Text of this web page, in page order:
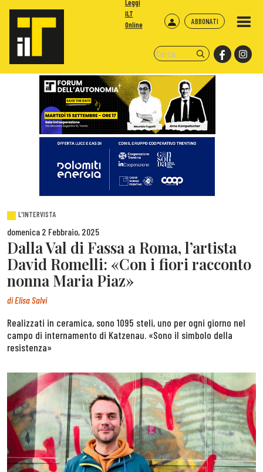
ABBONATI
Leggi
ILT
Online
L'INTERVISTA
domenica 2 Febbraio, 2025
Dalla Val di Fassa a Roma, l’artista
David Romelli: «Con i fiori racconto
nonna Maria Piaz»
diElisa Salvi
Realizzati in ceramica, sono 1095 steli, uno per ogni giorno nel
campo di internamento di Katzenau. «Sono il simbolo della
resistenza»